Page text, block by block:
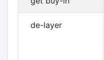
de-layer